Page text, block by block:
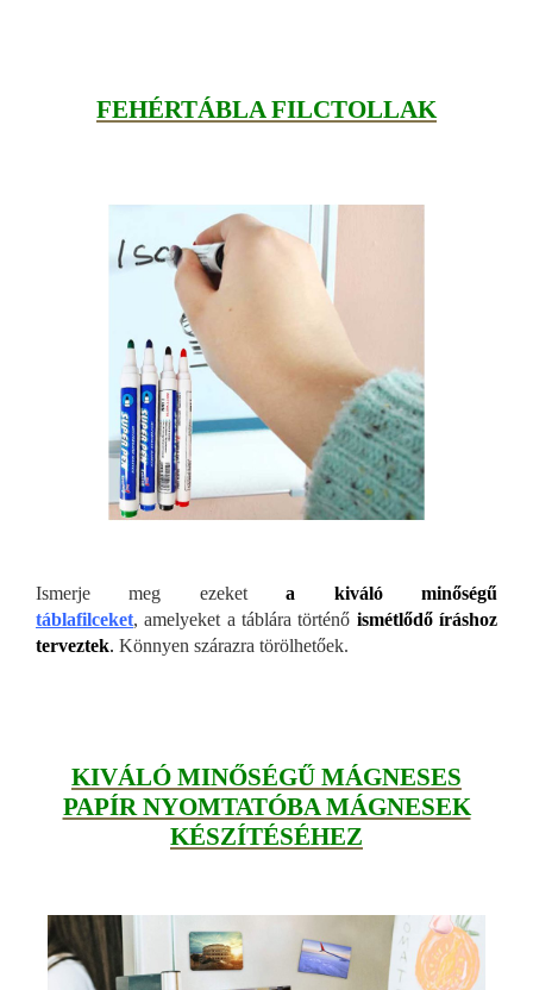
FEHÉRTÁBLA FILCTOLLAK
Ismerje meg ezeketa kiváló minőségű
táblafilceket, amelyeket a táblára történő ismétlődő íráshoz
terveztek. Könnyen szárazra törölhetőek.
KIVÁLÓ MINŐSÉGŰ MÁGNESES
PAPÍR NYOMTATÓBA MÁGNESEK
KÉSZÍTÉSÉHEZ